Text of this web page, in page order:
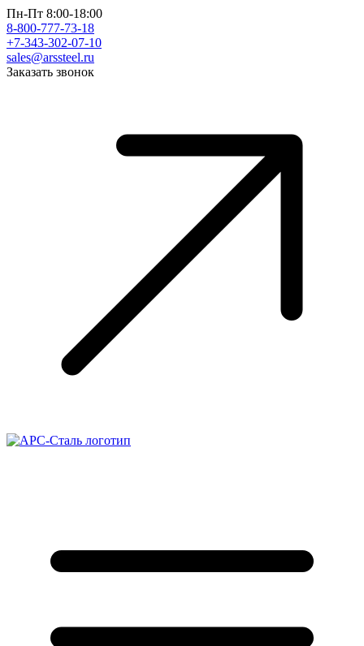
Пн-Пт 8:00-18:00
8-800-777-73-18
+7-343-302-07-10
sales@arssteel.ru
Заказать звонок